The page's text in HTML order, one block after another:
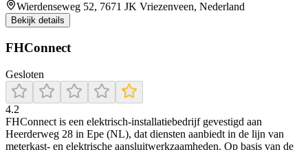
Wierdenseweg 52, 7671 JK Vriezenveen, Nederland
Bekijk details
FHConnect
Gesloten
4.2
FHConnect is een elektrisch-installatiebedrijf gevestigd aan
Heerderweg 28 in Epe (NL), dat diensten aanbiedt in de lijn van
meterkast- en elektrische aansluitwerkzaamheden. Op basis van de